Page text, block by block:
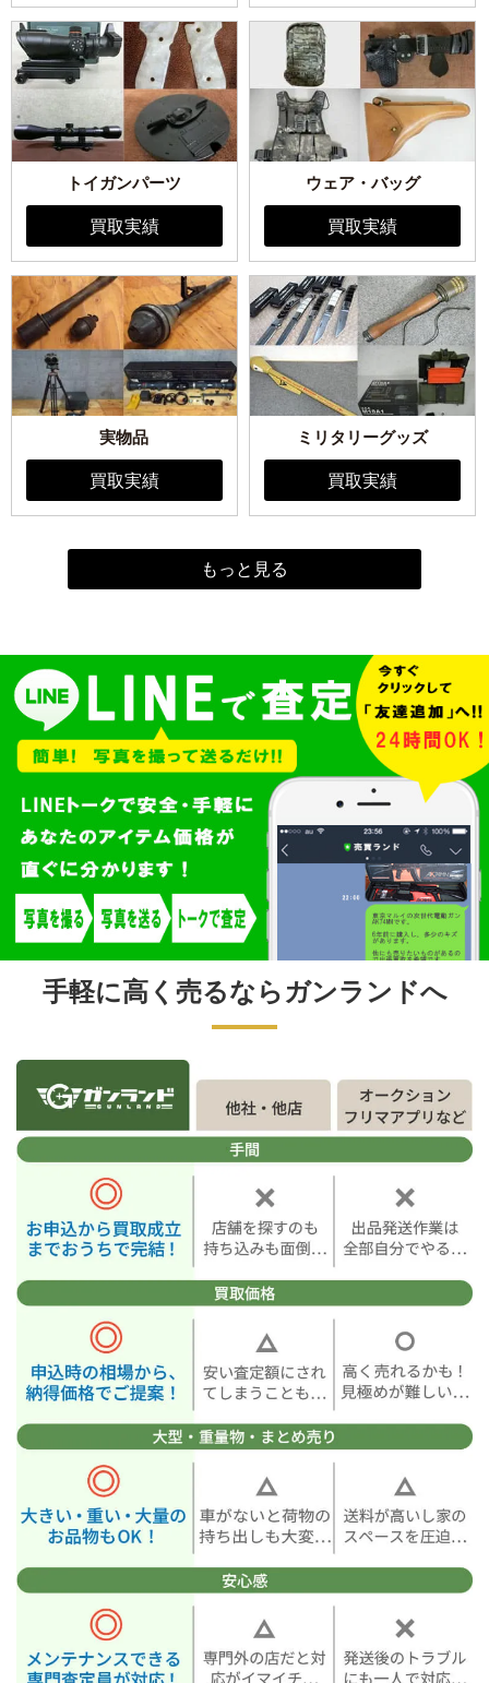
トイガンパーツ
買取実績
ウェア・バッグ
買取実績
実物品
買取実績
ミリタリーグッズ
買取実績
もっと見る
手軽に高く売るならガンランドへ